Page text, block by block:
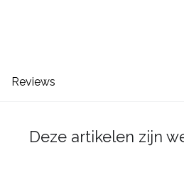
Reviews
Deze artikelen zijn